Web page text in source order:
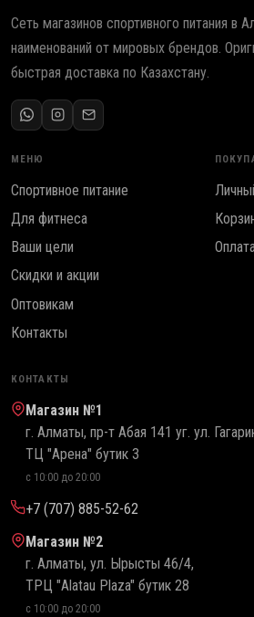
Сеть магазинов спортивного питания в
наименований от мировых брендов.
быстрая доставка по Казахстану.
МЕНЮ
Спортивное питание
Для фитнеса
Ваши цели
Скидки и акции
Оптовикам
Контакты
КОНТАКТЫ
Магазин №1
г. Алматы, пр-т Абая 141 уг. ул.
ТЦ "Арена" бутик 3
с 10:00 до 20:00
+7 (707) 885-52-62
Магазин №2
г. Алматы, ул. Ырысты 46/4,
ТРЦ "Alatau Plaza" бутик 28
с 10:00 до 20:00